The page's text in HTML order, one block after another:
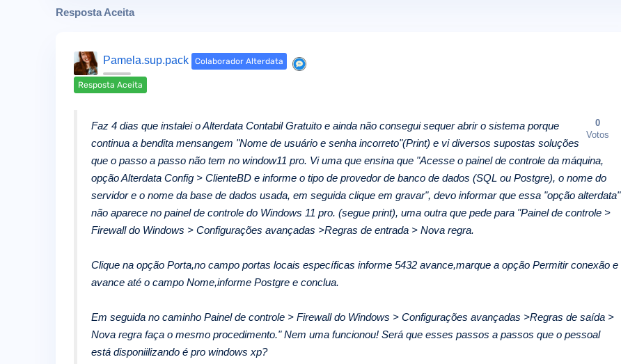
Resposta Aceita
Pamela.sup.pack Colaborador Alterdata
Resposta Aceita
0
Votos
Faz 4 dias que instalei o Alterdata Contabil Gratuito e ainda não consegui sequer abrir o sistema porque
continua a bendita mensangem "Nome de usuário e senha incorreto"(Print) e vi diversos supostas soluções
que o passo a passo não tem no window11 pro. Vi uma que ensina que "Acesse o painel de controle da máquina,
opção Alterdata Config > ClienteBD e informe o tipo de provedor de banco de dados (SQL ou Postgre), o nome do
servidor e o nome da base de dados usada, em seguida clique em gravar", devo informar que essa "opção alterdata"
não aparece no painel de controle do Windows 11 pro. (segue print), uma outra que pede para "Painel de controle >
Firewall do Windows > Configurações avançadas >Regras de entrada > Nova regra.
Clique na opção Porta,no campo portas locais específicas informe 5432 avance,marque a opção Permitir conexão e
avance até o campo Nome,informe Postgre e conclua.
Em seguida no caminho Painel de controle > Firewall do Windows > Configurações avançadas >Regras de saída >
Nova regra faça o mesmo procedimento." Nem uma funcionou! Será que esses passos a passos que o pessoal
está disponiilizando é pro windows xp?